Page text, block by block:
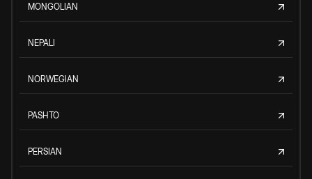
MONGOLIAN
NEPALI
NORWEGIAN
PASHTO
PERSIAN